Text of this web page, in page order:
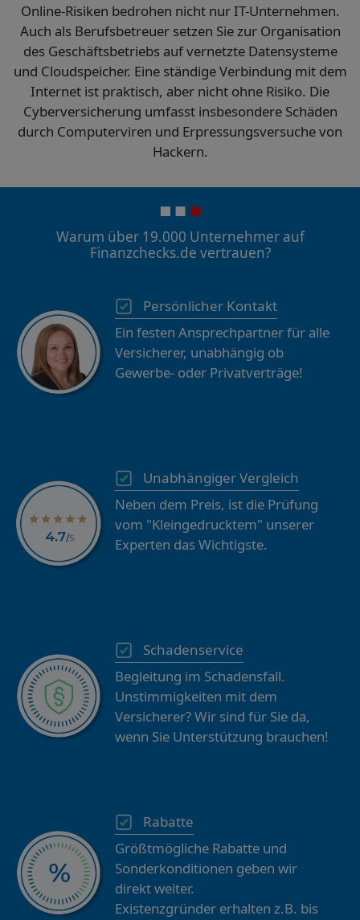
Online-Risiken bedrohen nicht nur IT-Unternehmen.
Auch als Berufsbetreuer setzen Sie zur Organisation
des Geschäftsbetriebs auf vernetzte Datensysteme
und Cloudspeicher. Eine ständige Verbindung mit dem
Internet ist praktisch, aber nicht ohne Risiko. Die
Cyberversicherung umfasst insbesondere Schäden
durch Computerviren und Erpressungsversuche von
Hackern.
Warum über 19.000 Unternehmer auf
Finanzchecks.de vertrauen?
Persönlicher Kontakt
Ein festen Ansprechpartner für alle
Versicherer, unabhängig ob
Gewerbe- oder Privatverträge!
Unabhängiger Vergleich
Neben dem Preis, ist die Prüfung
vom "Kleingedrucktem" unserer
Experten das Wichtigste.
Schadenservice
Begleitung im Schadensfall.
Unstimmigkeiten mit dem
Versicherer? Wir sind für Sie da,
wenn Sie Unterstützung brauchen!
Rabatte
Größtmögliche Rabatte und
Sonderkonditionen geben wir
direkt weiter.
Existenzgründer erhalten z.B. bis